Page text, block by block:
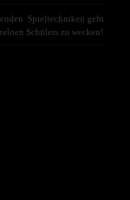
Spieltechniken geht
Schülers zu wecken!